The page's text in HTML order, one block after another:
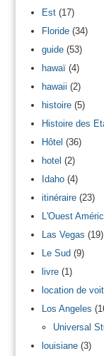
Est(17)
Floride(34)
guide(53)
hawaï(4)
hawaii (2)
histoire(5)
Histoire des
Hôtel (36)
hotel (2)
Idaho(4)
itinéraire(23)
L'Ouest
Las Vegas (19)
Le Sud(9)
livre(1)
location de
Los Angeles
Universal
louisiane(3)